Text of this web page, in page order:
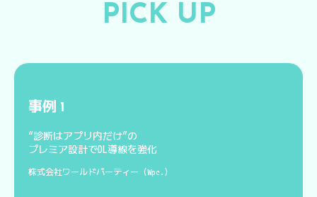
PICK UP
事例 1
“診断はアプリ内だけ”の
プレミア設計でDL導線を強化
株式会社ワールドパーティー（Wpc.）